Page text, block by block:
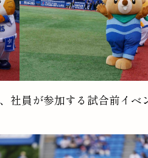
社員が参加する試合前イベ